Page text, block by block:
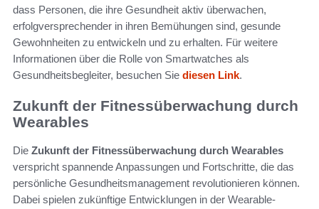
dass Personen, die ihre Gesundheit aktiv überwachen,
erfolgversprechender in ihren Bemühungen sind, gesunde
Gewohnheiten zu entwickeln und zu erhalten. Für weitere
Informationen über die Rolle von Smartwatches als
Gesundheitsbegleiter, besuchen Sie diesen Link.
Zukunft der Fitnessüberwachung durch
Wearables
Die Zukunft der Fitnessüberwachung durch Wearables
verspricht spannende Anpassungen und Fortschritte, die das
persönliche Gesundheitsmanagement revolutionieren können.
Dabei spielen zukünftige Entwicklungen in der Wearable-